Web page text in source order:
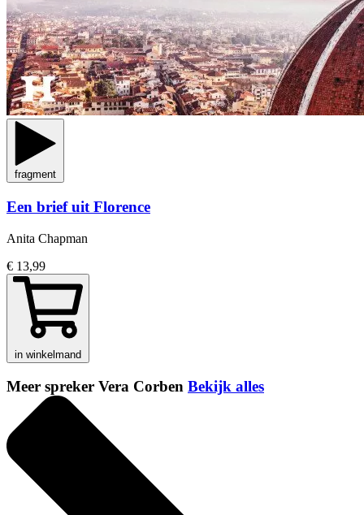
fragment
Een brief uit Florence
Anita Chapman
€ 13,99
in winkelmand
Meer spreker Vera Corben Bekijk alles